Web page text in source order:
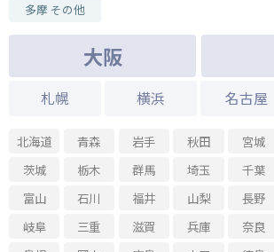
多摩 その他
大阪
札幌 横浜 名古屋
北海道 青森 岩手 秋田 宮城
茨城
栃木 群馬 埼玉 千葉
富山
石川 福井 山梨 長野
岐阜
三重 滋賀 兵庫 奈良